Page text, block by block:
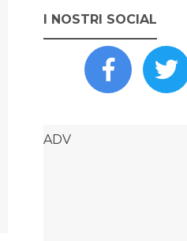
I NOSTRI SOCIAL